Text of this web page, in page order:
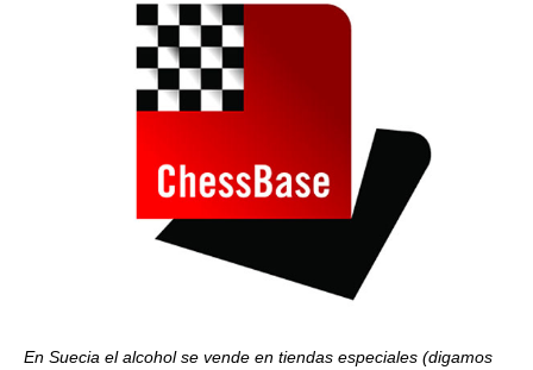
En Suecia el alcohol se vende en tiendas especiales (digamos